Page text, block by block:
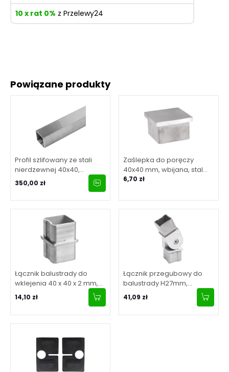
Powiązane produkty
Profil szlifowany ze stali
nierdzewnej 40x40,
ścianka 2 mm, długość 6m
350,00 zł
Zaślepka do poręczy
40x40 mm, wbijana, stal
nierdzewna, satyna
6,70 zł
Łącznik balustrady do
wklejenia 40 x 40 x 2 mm,
satyna
14,10 zł
Łącznik przegubowy do
balustrady H27mm,
40x40mm, stal
nierdzewna, satyna
41,09 zł
10 x rat 0% z Przelewy24